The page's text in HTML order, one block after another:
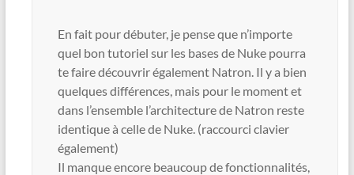
En fait pour débuter, je pense que n’importe
quel bon tutoriel sur les bases de Nuke pourra
te faire découvrir également Natron. Il y a bien
quelques différences, mais pour le moment et
dans l’ensemble l’architecture de Natron reste
identique à celle de Nuke. (raccourci clavier
également)
Il manque encore beaucoup de fonctionnalités,